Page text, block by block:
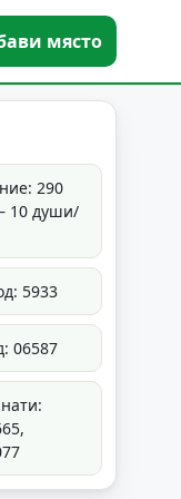
място
290
10 души/
5933
06587